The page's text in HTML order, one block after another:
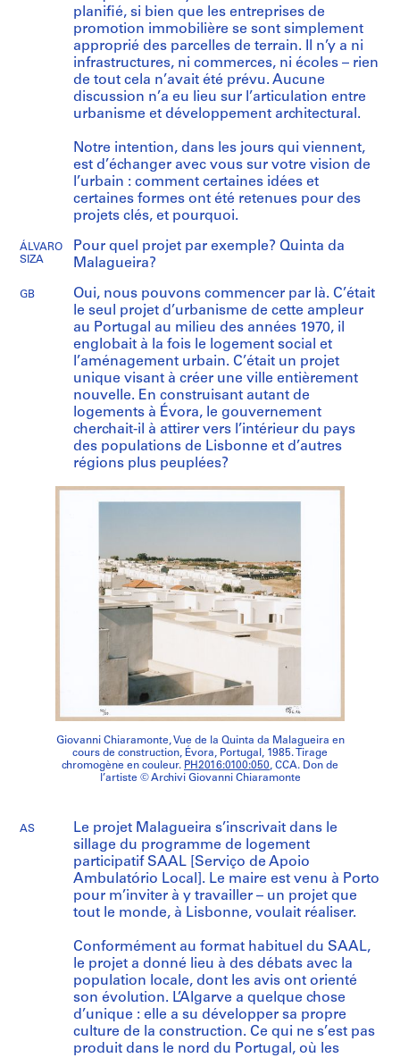
planifié, si bien que les entreprises de
promotion immobilière se sont simplement
approprié des parcelles de terrain. Il n’y a ni
infrastructures, ni commerces, ni écoles – rien
de tout cela n’avait été prévu. Aucune
discussion n’a eu lieu sur l’articulation entre
urbanisme et développement architectural.
Notre intention, dans les jours qui viennent,
est d’échanger avec vous sur votre vision de
l’urbain : comment certaines idées et
certaines formes ont été retenues pour des
projets clés, et pourquoi.
ÁLVARO
SIZA
Pour quel projet par exemple? Quinta da
Malagueira?
GB
Oui, nous pouvons commencer par là. C’était
le seul projet d’urbanisme de cette ampleur
au Portugal au milieu des années 1970, il
englobait à la fois le logement social et
l’aménagement urbain. C’était un projet
unique visant à créer une ville entièrement
nouvelle. En construisant autant de
logements à Évora, le gouvernement
cherchait-il à attirer vers l’intérieur du pays
des populations de Lisbonne et d’autres
régions plus peuplées?
Giovanni Chiaramonte, Vue de la Quinta da Malagueira en
cours de construction, Évora, Portugal, 1985. Tirage
chromogène en couleur. PH2016:0100:050, CCA. Don de
l’artiste © Archivi Giovanni Chiaramonte
AS
Le projet Malagueira s’inscrivait dans le
sillage du programme de logement
participatif SAAL [Serviço de Apoio
Ambulatório Local]. Le maire est venu à Porto
pour m’inviter à y travailler – un projet que
tout le monde, à Lisbonne, voulait réaliser.
Conformément au format habituel du SAAL,
le projet a donné lieu à des débats avec la
population locale, dont les avis ont orienté
son évolution. L’Algarve a quelque chose
d’unique : elle a su développer sa propre
culture de la construction. Ce qui ne s’est pas
produit dans le nord du Portugal, où les